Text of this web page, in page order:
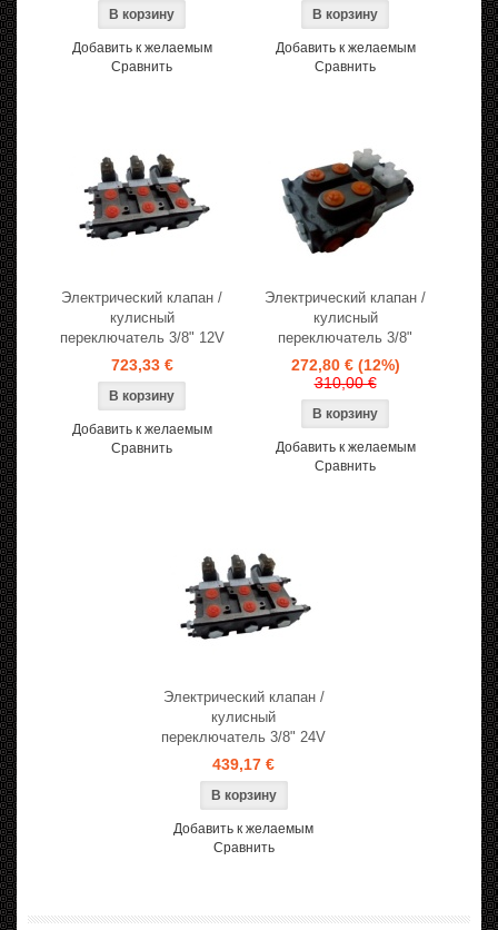
Добавить к желаемым
Сравнить
Добавить к желаемым
Сравнить
Электрический клапан /
кулисный
переключатель 3/8" 12V
723,33 €
Добавить к желаемым
Сравнить
Электрический клапан /
кулисный
переключатель 3/8"
272,80 € (12%)
310,00 €
Добавить к желаемым
Сравнить
Электрический клапан /
кулисный
переключатель 3/8" 24V
439,17 €
Добавить к желаемым
Сравнить